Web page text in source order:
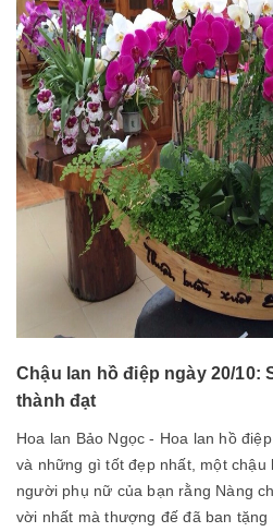
Chậu lan hồ điệp ngày 20/
thành đạt
Hoa lan Bảo Ngọc - Hoa lan hồ
và những gì tốt đẹp nhất, một chậu
người phụ nữ của bạn rằng Nàng
vời nhất mà thượng đế đã ban tặng